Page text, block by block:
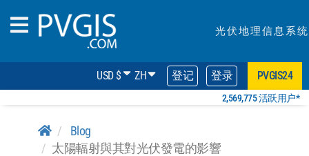
光伏地理信息系统
USD $ ZH 登记 登录 PVGIS24
2,569,775 活跃用户*
Blog
太陽輻射與其對光伏發電的影響